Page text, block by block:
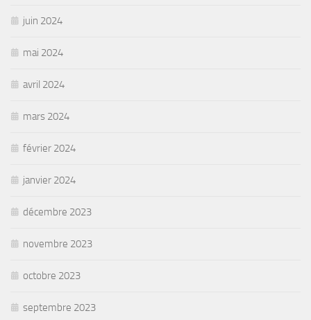
juin 2024
mai 2024
avril 2024
mars 2024
février 2024
janvier 2024
décembre 2023
novembre 2023
octobre 2023
septembre 2023